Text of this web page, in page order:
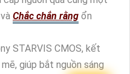
Chắc chắn rằng ổn
STARVIS CMOS, kết
giúp bắt nguồn sáng